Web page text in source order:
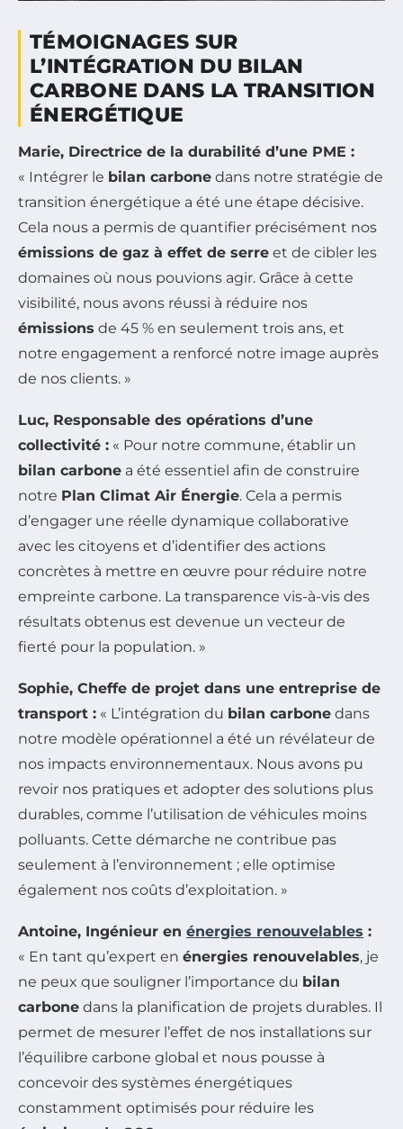
TÉMOIGNAGES SUR
L’INTÉGRATION DU BILAN
CARBONE DANS LA TRANSITION
ÉNERGÉTIQUE
Marie, Directrice de la durabilité d’une PME :
« Intégrer le bilan carbone dans notre stratégie de
transition énergétique a été une étape décisive.
Cela nous a permis de quantifier précisément nos
émissions de gaz à effet de serre et de cibler les
domaines où nous pouvions agir. Grâce à cette
visibilité, nous avons réussi à réduire nos
émissions de 45 % en seulement trois ans, et
notre engagement a renforcé notre image auprès
de nos clients. »
Luc, Responsable des opérations d’une
collectivité : « Pour notre commune, établir un
bilan carbone a été essentiel afin de construire
notre Plan Climat Air Énergie. Cela a permis
d’engager une réelle dynamique collaborative
avec les citoyens et d’identifier des actions
concrètes à mettre en œuvre pour réduire notre
empreinte carbone. La transparence vis-à-vis des
résultats obtenus est devenue un vecteur de
fierté pour la population. »
Sophie, Cheffe de projet dans une entreprise de
transport : « L’intégration du bilan carbone dans
notre modèle opérationnel a été un révélateur de
nos impacts environnementaux. Nous avons pu
revoir nos pratiques et adopter des solutions plus
durables, comme l’utilisation de véhicules moins
polluants. Cette démarche ne contribue pas
seulement à l’environnement ; elle optimise
également nos coûts d’exploitation. »
Antoine, Ingénieur en énergies renouvelables :
« En tant qu’expert en énergies renouvelables, je
ne peux que souligner l’importance du bilan
carbone dans la planification de projets durables. Il
permet de mesurer l’effet de nos installations sur
l’équilibre carbone global et nous pousse à
concevoir des systèmes énergétiques
constamment optimisés pour réduire les